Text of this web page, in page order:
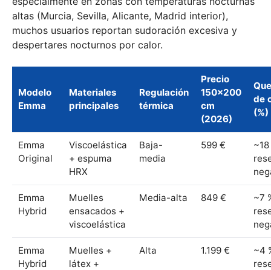
altas (Murcia, Sevilla, Alicante, Madrid interior),
muchos usuarios reportan sudoración excesiva y
despertares nocturnos por calor.
Modelo
Emma
Materiales
principales
Regulación
térmica
Precio
150×200
cm
(2026)
de
(%)
Emma
Original
Viscoelástica
+ espuma
HRX
Baja-
media
599 €
Emma
Hybrid
Muelles
ensacados +
viscoelástica
Media-alta 849 €
~7
Emma
Hybrid
Muelles +
látex +
Alta 1.199 €
~4